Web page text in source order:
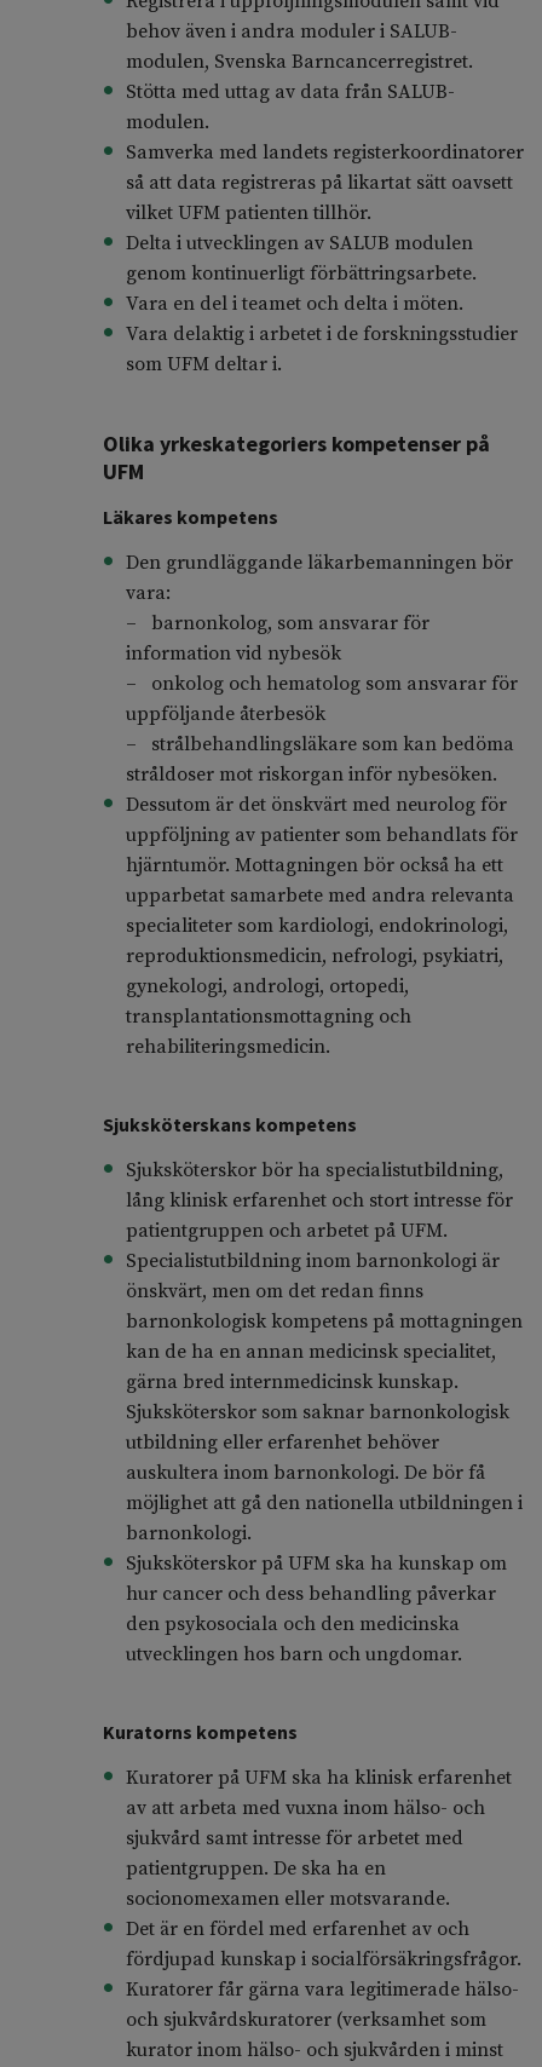
behov även i andra moduler i SALUB-
modulen, Svenska Barncancerregistret.
Stötta med uttag av data från SALUB-
modulen.
Samverka med landets registerkoordinatorer
så att data registreras på likartat sätt oavsett
vilket UFM patienten tillhör.
Delta i utvecklingen av SALUB modulen
genom kontinuerligt förbättringsarbete.
Vara en del i teamet och delta i möten.
Vara delaktig i arbetet i de forskningsstudier
som UFM deltar i.
Olika yrkeskategoriers kompetenser på
UFM
Läkares kompetens
Den grundläggande läkarbemanningen bör
vara:
– barnonkolog, som ansvarar för
information vid nybesök
– onkolog och hematolog som ansvarar för
uppföljande återbesök
– strålbehandlingsläkare som kan bedöma
stråldoser mot riskorgan inför nybesöken.
Dessutom är det önskvärt med neurolog för
uppföljning av patienter som behandlats för
hjärntumör. Mottagningen bör också ha ett
upparbetat samarbete med andra relevanta
specialiteter som kardiologi, endokrinologi,
reproduktionsmedicin, nefrologi, psykiatri,
gynekologi, andrologi, ortopedi,
transplantationsmottagning och
rehabiliteringsmedicin.
Sjuksköterskans kompetens
Sjuksköterskor bör ha specialistutbildning,
lång klinisk erfarenhet och stort intresse för
patientgruppen och arbetet på UFM.
Specialistutbildning inom barnonkologi är
önskvärt, men om det redan finns
barnonkologisk kompetens på mottagningen
kan de ha en annan medicinsk specialitet,
gärna bred internmedicinsk kunskap.
Sjuksköterskor som saknar barnonkologisk
utbildning eller erfarenhet behöver
auskultera inom barnonkologi. De bör få
möjlighet att gå den nationella utbildningen i
barnonkologi.
Sjuksköterskor på UFM ska ha kunskap om
hur cancer och dess behandling påverkar
den psykosociala och den medicinska
utvecklingen hos barn och ungdomar.
Kuratorns kompetens
Kuratorer på UFM ska ha klinisk erfarenhet
av att arbeta med vuxna inom hälso- och
sjukvård samt intresse för arbetet med
patientgruppen. De ska ha en
socionomexamen eller motsvarande.
Det är en fördel med erfarenhet av och
fördjupad kunskap i socialförsäkringsfrågor.
Kuratorer får gärna vara legitimerade hälso-
och sjukvårdskuratorer (verksamhet som
kurator inom hälso- och sjukvården i minst